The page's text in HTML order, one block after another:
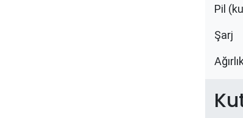
Pil
Şarj ​